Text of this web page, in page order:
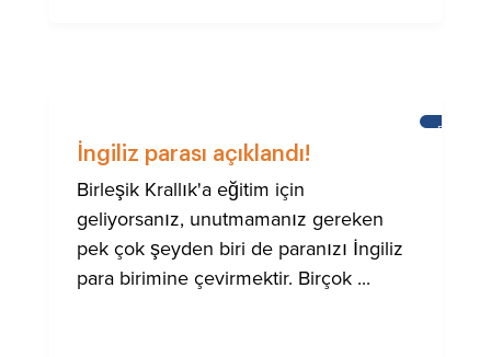
İngiliz parası açıklandı!
Birleşik Krallık'a eğitim için
geliyorsanız, unutmamanız gereken
pek çok şeyden biri de paranızı İngiliz
para birimine çevirmektir. Birçok ...